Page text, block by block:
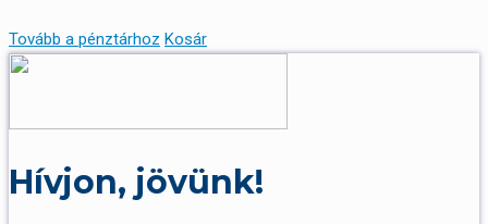
Tovább a pénztárhoz Kosár
Hívjon, jövünk!